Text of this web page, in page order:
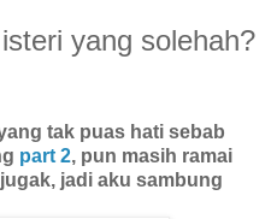
yang solehah?
tak puas hati sebab
part 2, pun masih ramai
jadi aku sambung